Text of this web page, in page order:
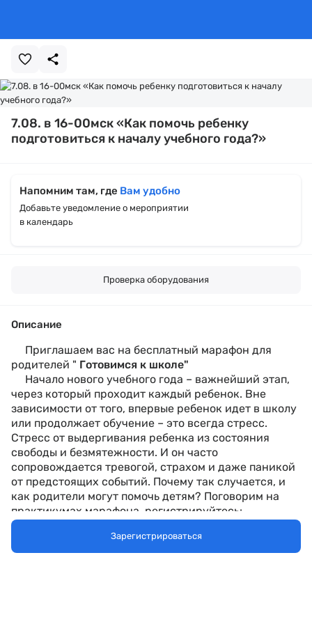
7.08. в 16-00мск «Как помочь ребенку
подготовиться к началу учебного года?»
Напомним там, где Вам удобно
Добавьте уведомление о мероприятии
в календарь
Проверка оборудования
Описание
Приглашаем вас на бесплатный марафон для
родителей " Готовимся к школе"
Начало нового учебного года – важнейший этап,
через который проходит каждый ребенок. Вне
зависимости от того, впервые ребенок идет в школу
или продолжает обучение – это всегда стресс.
Стресс от выдергивания ребенка из состояния
свободы и безмятежности. И он часто
сопровождается тревогой, страхом и даже паникой
от предстоящих событий. Почему так случается, и
как родители могут помочь детям? Поговорим на
практикумах марафона, регистрируйтесь:
07.08.в 16-00мск «Как помочь ребенку
Зарегистрироваться